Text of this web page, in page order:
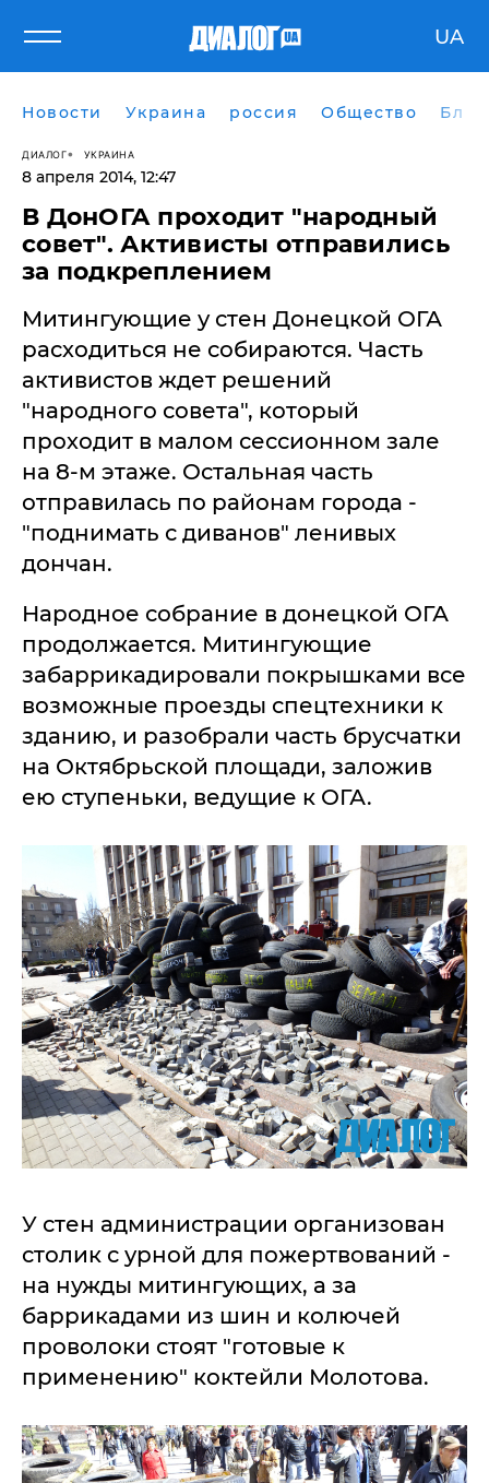
UA
Новости Украина россия Общество
ДИАЛОГ УКРАИНА
8 апреля 2014, 12:47
В ДонОГА проходит "народный
совет". Активисты отправились
за подкреплением
Митингующие у стен Донецкой ОГА
расходиться не собираются. Часть
активистов ждет решений
"народного совета", который
проходит в малом сессионном зале
на 8-м этаже. Остальная часть
отправилась по районам города -
"поднимать с диванов" ленивых
дончан.
Народное собрание в донецкой ОГА
продолжается. Митингующие
забаррикадировали покрышками все
возможные проезды спецтехники к
зданию, и разобрали часть брусчатки
на Октябрьской площади, заложив
ею ступеньки, ведущие к ОГА.
У стен администрации организован
столик с урной для пожертвований -
на нужды митингующих, а за
баррикадами из шин и колючей
проволоки стоят "готовые к
применению" коктейли Молотова.